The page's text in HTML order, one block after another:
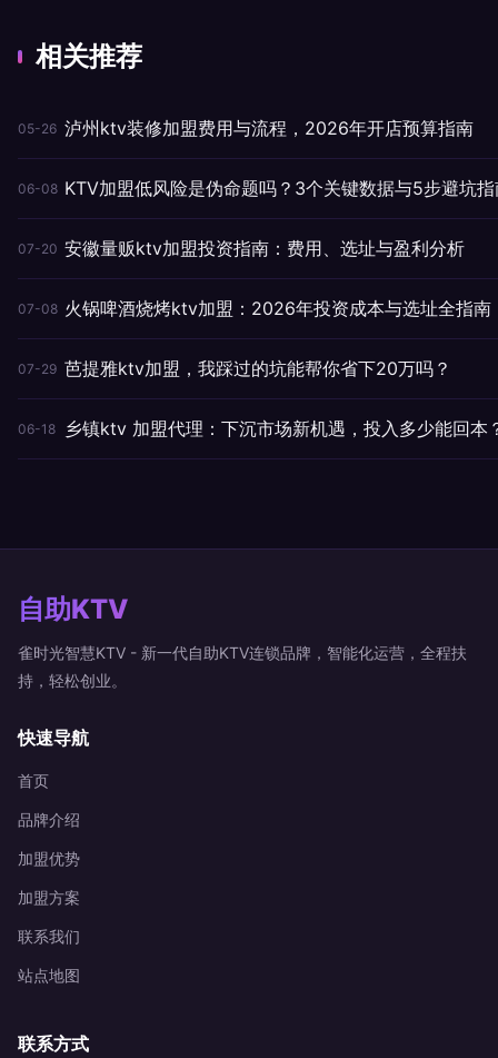
相关推荐
05-26 泸州ktv装修加盟费用与流程，2026年开店预算指南
06-08 KTV加盟低风险是伪命题吗？3个关键数据与5步避坑
07-20 安徽量贩ktv加盟投资指南：费用、选址与盈利分析
07-08 火锅啤酒烧烤ktv加盟：2026年投资成本与选址全指南
07-29 芭提雅ktv加盟，我踩过的坑能帮你省下20万吗？
06-18 乡镇ktv 加盟代理：下沉市场新机遇，投入多少能回本
自助KTV
雀时光智慧KTV - 新一代自助KTV连锁品牌，智能化运营，全程扶
持，轻松创业。
快速导航
首页
品牌介绍
加盟优势
加盟方案
联系我们
站点地图
联系方式